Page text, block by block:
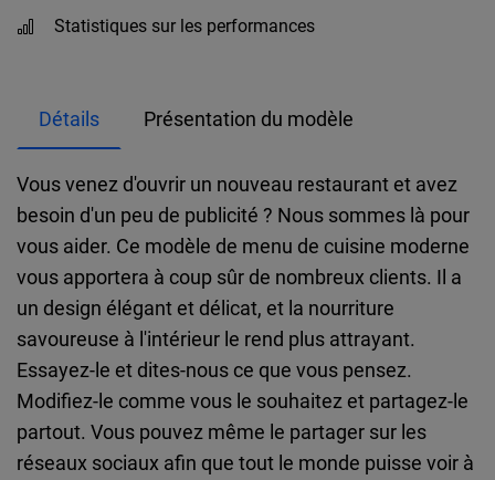
Statistiques sur les performances
Détails Présentation du modèle
Vous venez d'ouvrir un nouveau restaurant et avez
besoin d'un peu de publicité ? Nous sommes là pour
vous aider. Ce modèle de menu de cuisine moderne
vous apportera à coup sûr de nombreux clients. Il a
un design élégant et délicat, et la nourriture
savoureuse à l'intérieur le rend plus attrayant.
Essayez-le et dites-nous ce que vous pensez.
Modifiez-le comme vous le souhaitez et partagez-le
partout. Vous pouvez même le partager sur les
réseaux sociaux afin que tout le monde puisse voir à